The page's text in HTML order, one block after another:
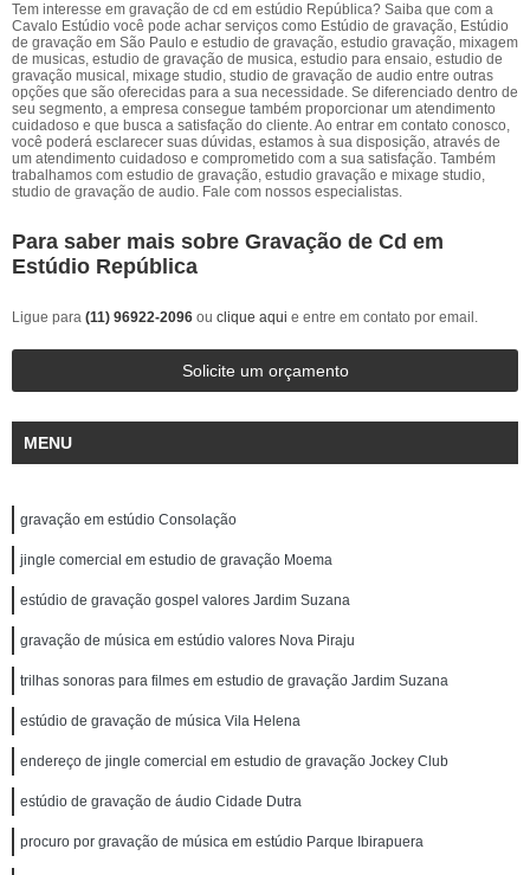
Tem interesse em gravação de cd em estúdio República? Saiba que com a
Cavalo Estúdio você pode achar serviços como Estúdio de gravação, Estúdio
de gravação em São Paulo e estudio de gravação, estudio gravação, mixagem
de musicas, estudio de gravação de musica, estudio para ensaio, estudio de
gravação musical, mixage studio, studio de gravação de audio entre outras
opções que são oferecidas para a sua necessidade. Se diferenciado dentro de
seu segmento, a empresa consegue também proporcionar um atendimento
cuidadoso e que busca a satisfação do cliente. Ao entrar em contato conosco,
você poderá esclarecer suas dúvidas, estamos à sua disposição, através de
um atendimento cuidadoso e comprometido com a sua satisfação. Também
trabalhamos com estudio de gravação, estudio gravação e mixage studio,
studio de gravação de audio. Fale com nossos especialistas.
Para saber mais sobre Gravação de Cd em
Estúdio República
Ligue para (11) 96922-2096 ou clique aqui e entre em contato por email.
Solicite um orçamento
MENU
gravação em estúdio Consolação
jingle comercial em estudio de gravação Moema
estúdio de gravação gospel valores Jardim Suzana
gravação de música em estúdio valores Nova Piraju
trilhas sonoras para filmes em estudio de gravação Jardim Suzana
estúdio de gravação de música Vila Helena
endereço de jingle comercial em estudio de gravação Jockey Club
estúdio de gravação de áudio Cidade Dutra
procuro por gravação de música em estúdio Parque Ibirapuera